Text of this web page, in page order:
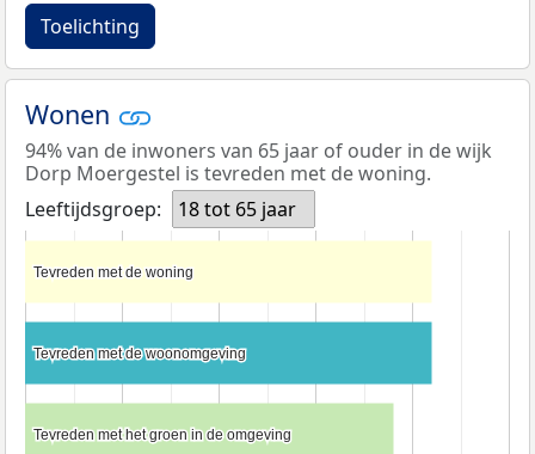
Toelichting
Wonen
94% van de inwoners van 65 jaar of ouder in de wijk
Dorp Moergestel is tevreden met de woning.
Leeftijdsgroep:
18 tot 65 jaar
Tevreden met de woning
Tevreden met de woning
Tevreden met de woonomgeving
Tevreden met de woonomgeving
Tevreden met het groen in de omgeving
Tevreden met het groen in de omgeving